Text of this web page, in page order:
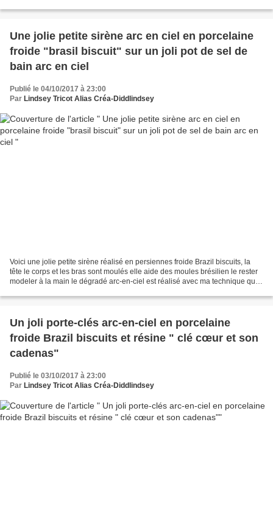
Une jolie petite sirène arc en ciel en porcelaine
froide "brasil biscuit" sur un joli pot de sel de
bain arc en ciel
Publié le 04/10/2017 à 23:00
Par Lindsey Tricot Alias Créa-Diddlindsey
Voici une jolie petite sirène réalisé en persiennes froide Brazil biscuits, la
tête le corps et les bras sont moulés elle aide des moules brésilien le rester
modeler à la main le dégradé arc-en-ciel est réalisé avec ma technique que
Un joli porte-clés arc-en-ciel en porcelaine
froide Brazil biscuits et résine " clé cœur et son
cadenas"
Publié le 03/10/2017 à 23:00
Par Lindsey Tricot Alias Créa-Diddlindsey